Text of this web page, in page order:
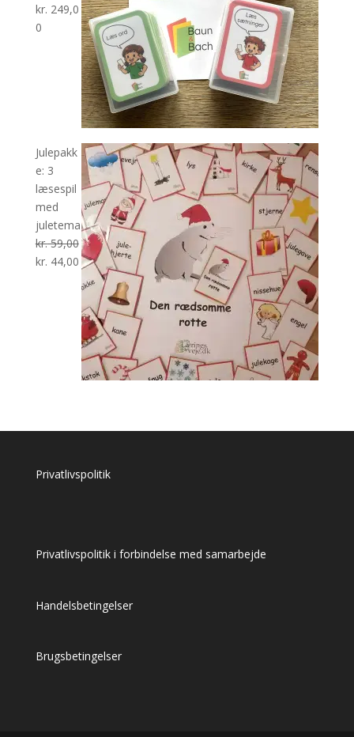
kr. 249,0
0
Julepakk
e: 3
læsespil
med
juletema
kr.59,00
Den
oprindelige
kr. 44,00Den
aktuelle
er:
kr. 44,00.
Privatlivspolitik
Privatlivspolitik i forbindelse med samarbejde
Handelsbetingelser
Brugsbetingelser